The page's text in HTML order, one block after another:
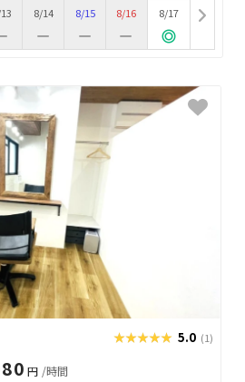
8/14
8/15
8/16
8/17
★★★★★
★★★★★ 5.0 (1)
円 /時間